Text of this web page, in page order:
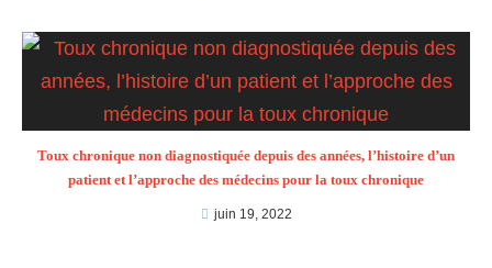
Toux chronique non diagnostiquée depuis des années, l’histoire d’un
patient et l’approche des médecins pour la toux chronique
juin 19, 2022